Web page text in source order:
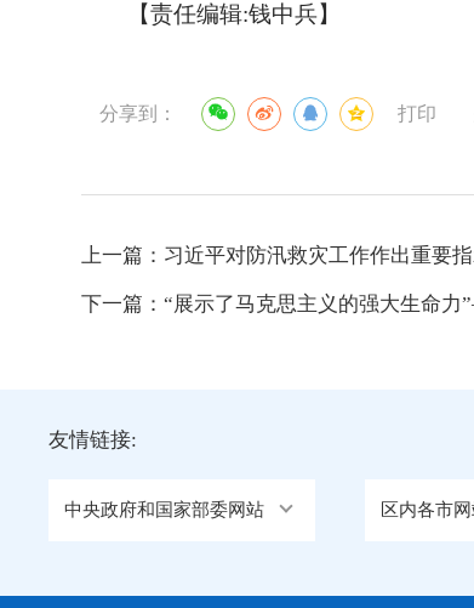
【责任编辑:钱中兵】
分享到： 打印
上一篇： 习近平对防汛救灾工作作出重要
下一篇：“展示了马克思主义的强大生命
友情链接:
中央政府和国家部委网站 区内各市